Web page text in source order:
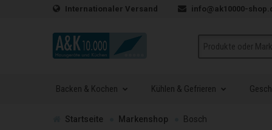
Zum Inhalt springen
Internationaler Versand info@ak10000-
Suche
Backen & Kochen Kühlen & Gefrieren
Zur
Startseite Markenshop Bosch